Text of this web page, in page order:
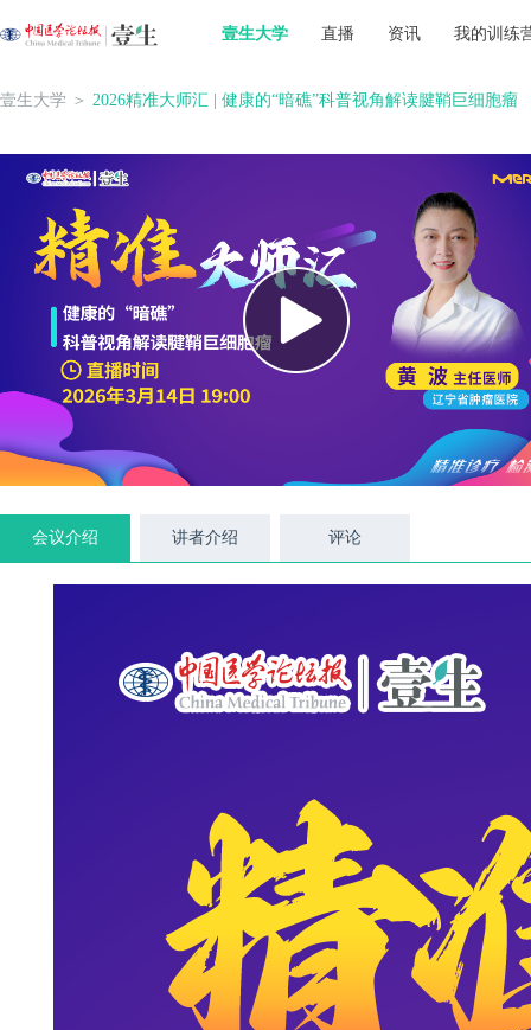
壹生大学 直播 资讯 我的训练
壹生大学 ＞ 2026精准大师汇 | 健康的“暗礁”科普视角解读腱鞘巨细胞瘤
会议介绍 讲者介绍 评论